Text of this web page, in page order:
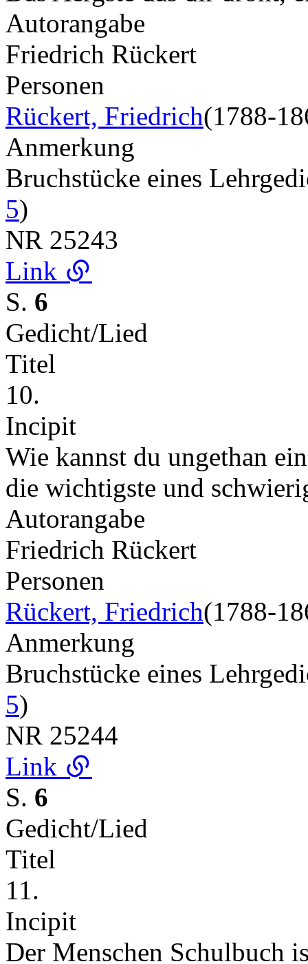
Autorangabe
Friedrich Rückert
Personen
Rückert, Friedrich(1788-
Anmerkung
Bruchstücke eines
5)
NR 25243
Link
S. 6
Gedicht/Lied
Titel
10.
Incipit
Wie kannst du ungethan
die wichtigste und
Autorangabe
Friedrich Rückert
Personen
Rückert, Friedrich(1788-
Anmerkung
Bruchstücke eines
5)
NR 25244
Link
S. 6
Gedicht/Lied
Titel
11.
Incipit
Der Menschen Schulbuch